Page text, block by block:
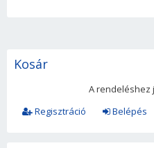
Kosár
A rendeléshez
Regisztráció
Belépés